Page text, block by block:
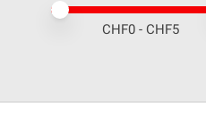
Preis – Mindestwert
Price maximum value
CHF0 - CHF5